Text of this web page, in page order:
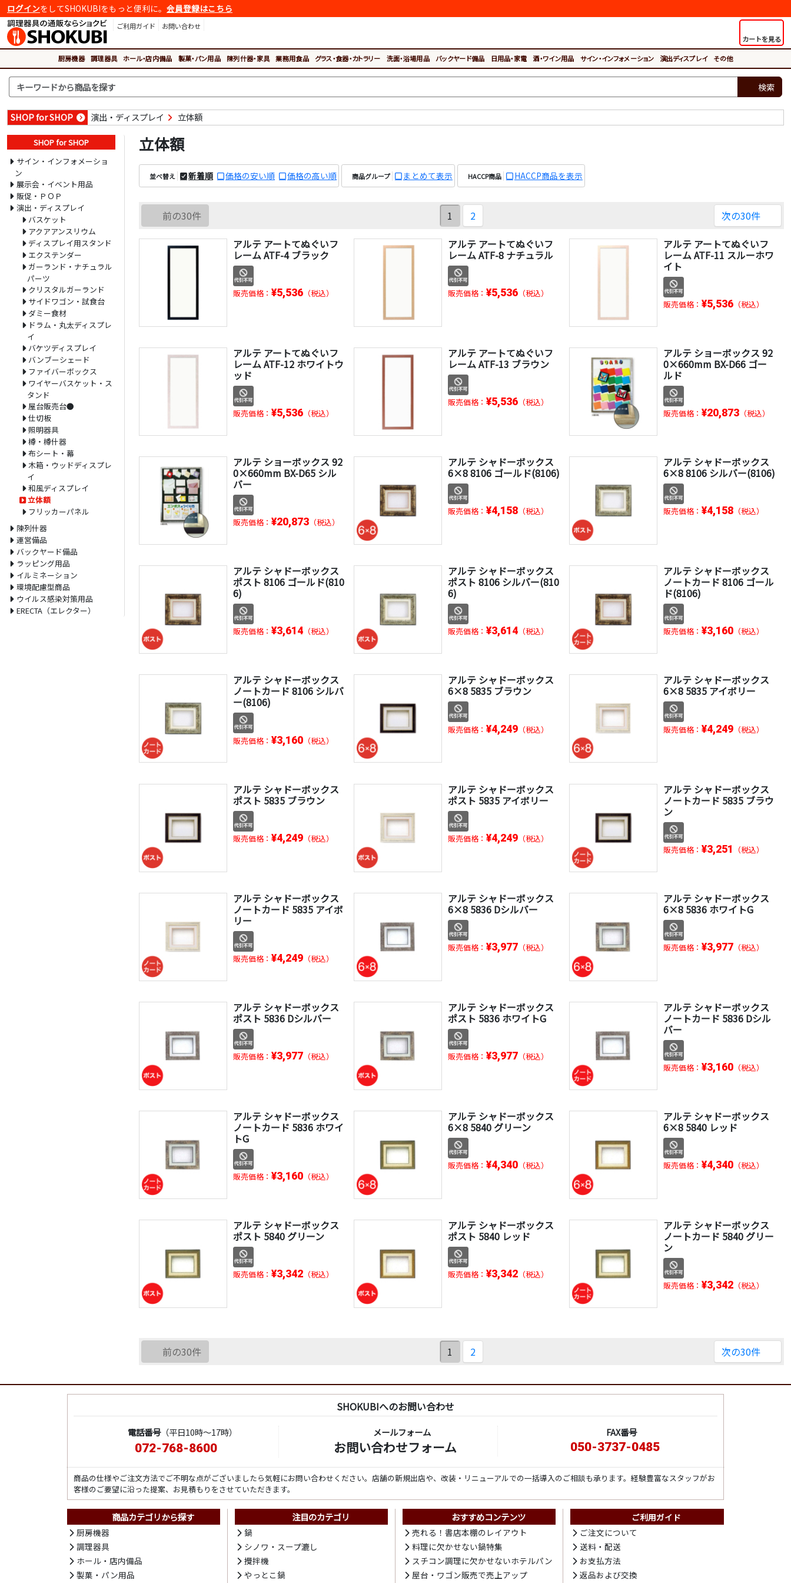
ログインをしてSHOKUBIをもっと便利に。 会員登録はこちら
ご利用ガイド
お問い合わせ
カートを見る
厨房機器 調理器具 ホール・店内備品 製菓・パン用品 陳列什器・家具 業務用食品 グラス・食器・カトラリー 洗面・浴場用品 バックヤード備品 日用品・家電 酒・ワイン用品 サイン・インフォメーション 演出ディスプレイ その他
検索
SHOP for SHOP 演出・ディスプレイ 立体額
立体額
並べ替え 新着順 価格の安い順 価格の高い順 商品グループ まとめて表示 HACCP商品 HACCP商品を表示
前の30件 1 2
次の30件
アルテ アートてぬぐいフ
レーム ATF-4 ブラック
販売価格： ¥5,536 （税込）
アルテ アートてぬぐいフ
レーム ATF-8 ナチュラル
販売価格：¥5,536 （税込）
アルテ アートてぬぐいフ
レーム ATF-11 スルーホワ
イト
販売価格： ¥5,536（税込）
アルテ アートてぬぐいフ
レーム ATF-12 ホワイトウ
ッド
販売価格： ¥5,536 （税込）
アルテ アートてぬぐいフ
レーム ATF-13 ブラウン
販売価格：¥5,536 （税込）
アルテ ショーボックス 92
0×660mm BX-D66 ゴー
ルド
販売価格： ¥20,873（税込）
アルテ ショーボックス 92
0×660mm BX-D65 シル
バー
販売価格： ¥20,873 （税込）
アルテ シャドーボックス
6×8 8106 ゴールド(8106)
販売価格：¥4,158 （税込）
アルテ シャドーボックス
6×8 8106 シルバー(8106)
販売価格： ¥4,158（税込）
アルテ シャドーボックス
ポスト 8106 ゴールド(810
6)
販売価格： ¥3,614 （税込）
アルテ シャドーボックス
ポスト 8106 シルバー(810
6)
販売価格：¥3,614 （税込）
アルテ シャドーボックス
ノートカード 8106 ゴール
ド(8106)
販売価格： ¥3,160（税込）
アルテ シャドーボックス
ノートカード 8106 シルバ
ー(8106)
販売価格： ¥3,160 （税込）
アルテ シャドーボックス
6×8 5835 ブラウン
販売価格：¥4,249 （税込）
アルテ シャドーボックス
6×8 5835 アイボリー
販売価格： ¥4,249（税込）
アルテ シャドーボックス
ポスト 5835 ブラウン
販売価格： ¥4,249 （税込）
アルテ シャドーボックス
ポスト 5835 アイボリー
販売価格：¥4,249 （税込）
アルテ シャドーボックス
ノートカード 5835 ブラウ
ン
販売価格： ¥3,251 （税込）
アルテ シャドーボックス
ノートカード 5835 アイボ
リー
販売価格： ¥4,249 （税込）
アルテ シャドーボックス
6×8 5836 Dシルバー
販売価格：¥3,977 （税込）
アルテ シャドーボックス
6×8 5836 ホワイトG
販売価格： ¥3,977（税込）
アルテ シャドーボックス
ポスト 5836 Dシルバー
販売価格： ¥3,977 （税込）
アルテ シャドーボックス
ポスト 5836 ホワイトG
販売価格：¥3,977 （税込）
アルテ シャドーボックス
ノートカード 5836 Dシル
バー
販売価格： ¥3,160（税込）
アルテ シャドーボックス
ノートカード 5836 ホワイ
トG
販売価格： ¥3,160 （税込）
アルテ シャドーボックス
6×8 5840 グリーン
販売価格：¥4,340 （税込）
アルテ シャドーボックス
6×8 5840 レッド
販売価格： ¥4,340（税込）
アルテ シャドーボックス
ポスト 5840 グリーン
販売価格： ¥3,342 （税込）
アルテ シャドーボックス
ポスト 5840 レッド
販売価格：¥3,342 （税込）
アルテ シャドーボックス
ノートカード 5840 グリー
ン
販売価格： ¥3,342（税込）
前の30件 1 2 次の30件
SHOP for SHOP
サイン・インフォメーショ
ン
展示会・イベント用品
販促・ＰＯＰ
演出・ディスプレイ
バスケット
アクアアンスリウム
ディスプレイ用スタンド
エクステンダー
ガーランド・ナチュラル
パーツ
クリスタルガーランド
サイドワゴン・試食台
ダミー食材
ドラム・丸太ディスプレ
イ
バケツディスプレイ
バンブーシェード
ファイバーボックス
ワイヤーバスケット・ス
タンド
屋台販売台●
仕切板
照明器具
樽・樽什器
布シート・幕
木箱・ウッドディスプレ
イ
和風ディスプレイ
立体額
フリッカーパネル
陳列什器
運営備品
バックヤード備品
ラッピング用品
イルミネーション
環境配慮型商品
ウイルス感染対策用品
ERECTA（エレクター）
SHOKUBIへのお問い合わせ
電話番号（平日10時～17時）
072-768-8600
メールフォーム
お問い合わせフォーム
FAX番号
050-3737-0485
商品の仕様やご注文方法でご不明な点がございましたら気軽にお問い合わせください。店舗の新規出店や、改装・リニューアルでの一括導入のご相談も承ります。経験豊富なスタッフがお
客様のご要望に沿った提案、お見積もりをさせていただきます。
商品カテゴリから探す
厨房機器
調理器具
ホール・店内備品
製菓・パン用品
注目のカテゴリ
鍋
シノワ・スープ漉し
攪拌機
やっとこ鍋
おすすめコンテンツ
売れる！書店本棚のレイアウト
料理に欠かせない鍋特集
スチコン調理に欠かせないホテルパン
屋台・ワゴン販売で売上アップ
ご利用ガイド
ご注文について
送料・配送
お支払方法
返品および交換